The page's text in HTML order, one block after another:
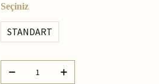
Seçiniz
STANDART